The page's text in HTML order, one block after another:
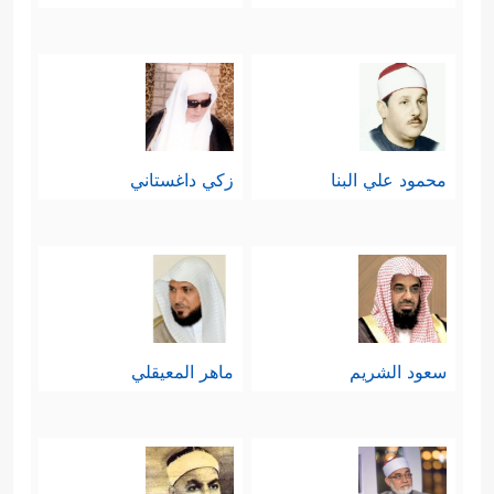
مصدرها، وأن يكون شاكرًا ووفيًّا للمُنعِم
الذي تفضَّل عليه بهذه النعم، وأن لا
يستعملها بخلاف ما يُرضِيه سبحانه.
والعمل الطيب، وهو هنا إبراهيم خليل
الرحمن عليه وعلى نبيِّنا الصلاة والسلام.
والنموذج الإبراهيمي في هذه السورة
فيبدأ بالقول الطيب إيمانًا وإحسانًا ومحبةً
محمود علي البنا زكي داغستاني
سعود الشريم ماهر المعيقلي